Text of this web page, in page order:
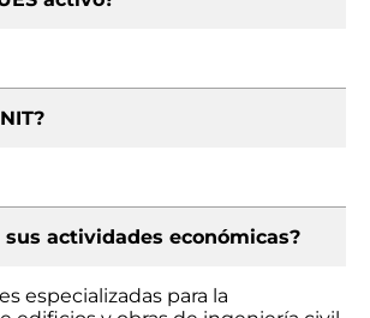
sus actividades económicas?
especializadas para la